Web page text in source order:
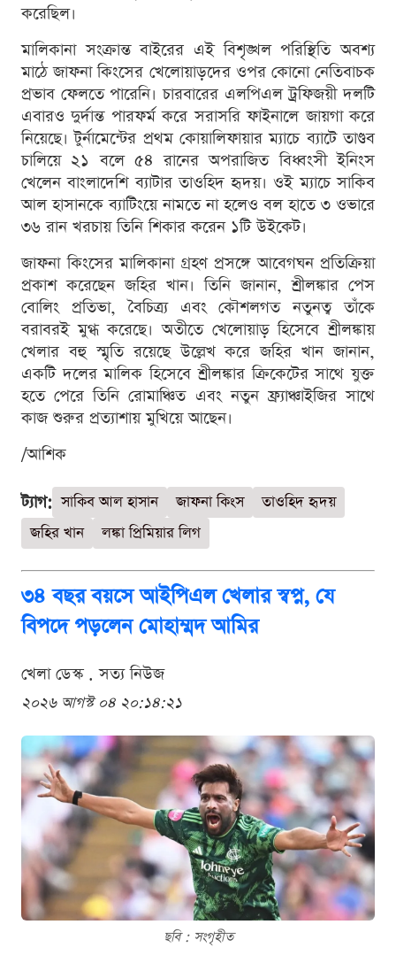
করেছিল।
মালিকানা সংক্রান্ত বাইরের এই বিশৃঙ্খল পরিস্থিতি অবশ্য
মাঠে জাফনা কিংসের খেলোয়াড়দের ওপর কোনো নেতিবাচক
প্রভাব ফেলতে পারেনি। চারবারের এলপিএল ট্রফিজয়ী দলটি
এবারও দুর্দান্ত পারফর্ম করে সরাসরি ফাইনালে জায়গা করে
নিয়েছে। টুর্নামেন্টের প্রথম কোয়ালিফায়ার ম্যাচে ব্যাটে তাণ্ডব
চালিয়ে ২১ বলে ৫৪ রানের অপরাজিত বিধ্বংসী ইনিংস
খেলেন বাংলাদেশি ব্যাটার তাওহিদ হৃদয়। ওই ম্যাচে সাকিব
আল হাসানকে ব্যাটিংয়ে নামতে না হলেও বল হাতে ৩ ওভারে
৩৬ রান খরচায় তিনি শিকার করেন ১টি উইকেট।
জাফনা কিংসের মালিকানা গ্রহণ প্রসঙ্গে আবেগঘন প্রতিক্রিয়া
প্রকাশ করেছেন জহির খান। তিনি জানান, শ্রীলঙ্কার পেস
বোলিং প্রতিভা, বৈচিত্র্য এবং কৌশলগত নতুনত্ব তাঁকে
বরাবরই মুগ্ধ করেছে। অতীতে খেলোয়াড় হিসেবে শ্রীলঙ্কায়
খেলার বহু স্মৃতি রয়েছে উল্লেখ করে জহির খান জানান,
একটি দলের মালিক হিসেবে শ্রীলঙ্কার ক্রিকেটের সাথে যুক্ত
হতে পেরে তিনি রোমাঞ্চিত এবং নতুন ফ্র্যাঞ্চাইজির সাথে
কাজ শুরুর প্রত্যাশায় মুখিয়ে আছেন।
/আশিক
ট্যাগ: সাকিব আল হাসান জাফনা কিংস
তাওহিদ হৃদয়
জহির খান
লঙ্কা প্রিমিয়ার লিগ
৩৪ বছর বয়সে আইপিএল খেলার স্বপ্ন, যে
বিপদে পড়লেন মোহাম্মদ আমির
খেলা ডেস্ক . সত্য নিউজ
২০২৬ আগস্ট ০৪ ২০:১৪:২১
ছবি : সংগৃহীত